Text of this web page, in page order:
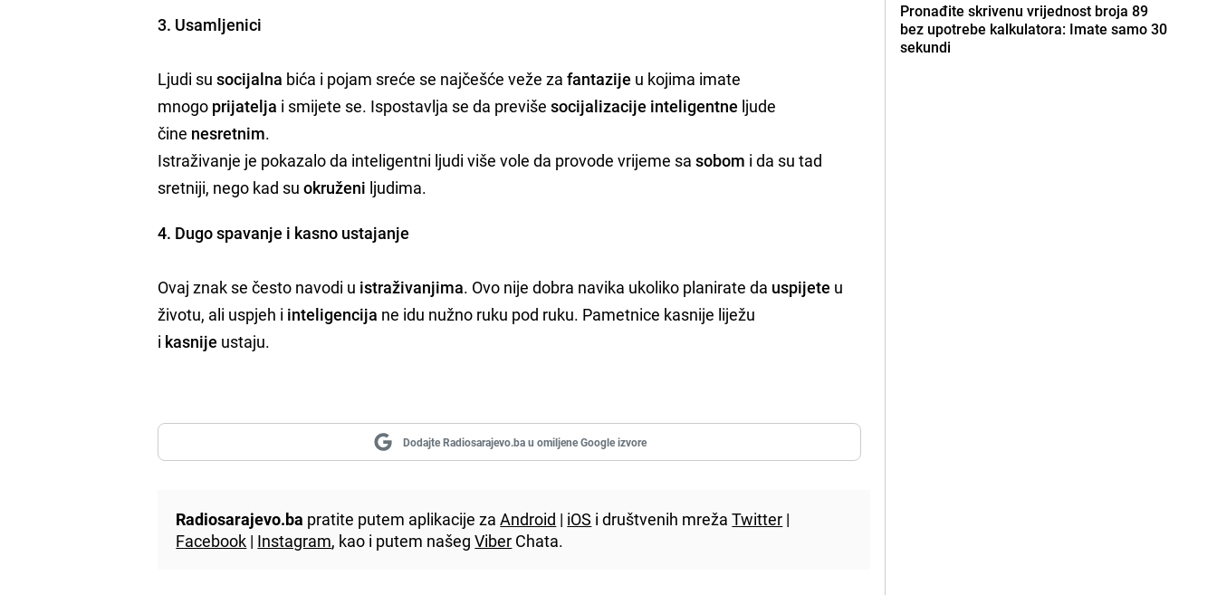
3. Usamljenici
Ljudi susocijalna bića i pojam sreće se najčešće veže zafantazije u kojima imate
mnogo prijatelja i smijete se. Ispostavlja se da previšesocijalizacije inteligentne ljude
čine nesretnim.
Istraživanje je pokazalo da inteligentni ljudi više vole da provode vrijeme sasobom i da su tad
sretniji, nego kad suokruženi ljudima.
4. Dugo spavanje i kasno ustajanje
Ovaj znak se često navodi u istraživanjima. Ovo nije dobra navika ukoliko planirate da uspijete u
životu, ali uspjeh i inteligencija ne idu nužno ruku pod ruku. Pametnice kasnije liježu
i kasnije ustaju.
Dodajte Radiosarajevo.ba u omiljene Google izvore
Radiosarajevo.ba pratite putem aplikacije zaAndroid | iOS i društvenih mrežaTwitter |
Facebook | Instagram, kao i putem našegViber Chata.
Pronađite skrivenu vrijednost broja 89
bez upotrebe kalkulatora: Imate samo 30
sekundi